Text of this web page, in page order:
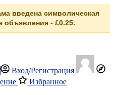
введена символическая
объявления - £0.25.
Вход/Регистрация
Избранное